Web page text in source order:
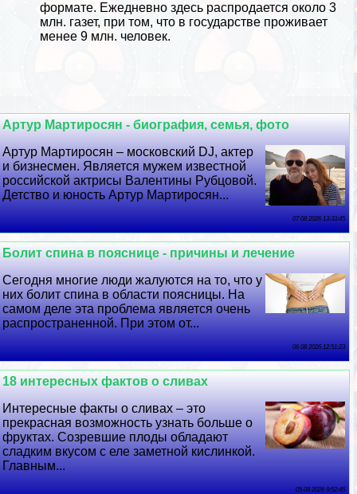
формате. Ежедневно здесь распродается около 3
млн. газет, при том, что в государстве проживает
менее 9 млн. человек.
Артур Мартиросян - биография, семья, фото
Артур Мартиросян – московский DJ, актер
и бизнесмен. Является мужем известной
российской актрисы Валентины Рубцовой.
Детство и юность Артур Мартиросян...
07 08 2026 13:33:45
Болит спина в пояснице - причины и лечение
Сегодня многие люди жалуются на то, что у
них болит спина в области поясницы. На
самом деле эта проблема является очень
распространенной. При этом от...
06 08 2026 12:51:23
18 интересных фактов о сливах
Интересные факты о сливах – это
прекрасная возможность узнать больше о
фруктах. Созревшие плоды обладают
сладким вкусом с еле заметной кислинкой.
Главным...
05 08 2026 9:52:45